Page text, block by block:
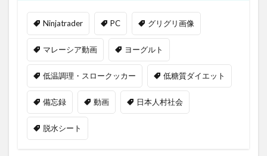
Ninjatrader PC グリグリ画像
マレーシア動画 ヨーグルト
低温調理・スロークッカー 低糖質ダイエット
備忘録 動画 日本人村社会
脱水シート